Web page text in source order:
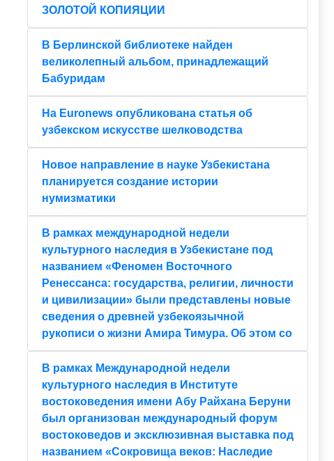
ЗОЛОТОЙ КОПИЯЦИИ
В Берлинской библиотеке найден
великолепный альбом, принадлежащий
Бабуридам
На Euronews опубликована статья об
узбекском искусстве шелководства
Новое направление в науке Узбекистана
планируется создание истории
нумизматики
В рамках международной недели
культурного наследия в Узбекистане под
названием «Феномен Восточного
Ренессанса: государства, религии, личности
и цивилизации» были представлены новые
сведения о древней узбекоязычной
рукописи о жизни Амира Тимура. Об этом со
В рамках Международной недели
культурного наследия в Институте
востоковедения имени Абу Райхана Беруни
был организован международный форум
востоковедов и эксклюзивная выставка под
названием «Сокровища веков: Наследие